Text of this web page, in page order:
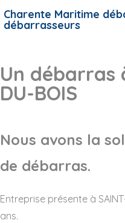
Charente Maritime
débarrasseurs
Un débarras
DU-BOIS
Nous avons la
de débarras.
Entreprise présente à
ans.